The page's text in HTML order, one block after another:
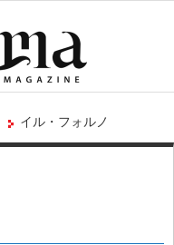
イル・フォルノ